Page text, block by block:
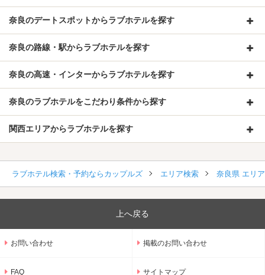
奈良のデートスポットからラブホテルを探す
奈良の路線・駅からラブホテルを探す
奈良の高速・インターからラブホテルを探す
奈良のラブホテルをこだわり条件から探す
関西エリアからラブホテルを探す
ラブホテル検索・予約ならカップルズ エリア検索 奈良県 エリ
上へ戻る
お問い合わせ 掲載のお問い合わせ
FAQ サイトマップ